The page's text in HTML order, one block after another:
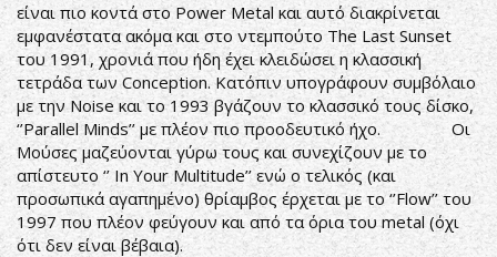
είναι πιο κοντά στο Power Metal και αυτό διακρίνεται
εμφανέστατα ακόμα και στο ντεμπούτο The Last Sunset
του 1991, χρονιά που ήδη έχει κλειδώσει η κλασσική
τετράδα των Conception. Κατόπιν υπογράφουν συμβόλαιο
με την Noise και το 1993 βγάζουν το κλασσικό τους δίσκο,
‘’Parallel Minds’’ με πλέον πιο προοδευτικό ήχο. Οι
Μούσες μαζεύονται γύρω τους και συνεχίζουν με το
απίστευτο ‘’ In Your Multitude’’ ενώ ο τελικός (και
προσωπικά αγαπημένο) θρίαμβος έρχεται με το ‘’Flow’’ του
1997 που πλέον φεύγουν και από τα όρια του metal (όχι
ότι δεν είναι βέβαια).